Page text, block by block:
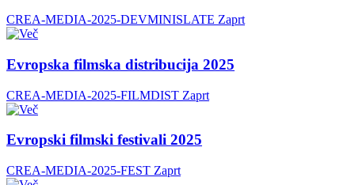
CREA-MEDIA-2025-DEVMINISLATE Zaprt
Evropska filmska distribucija 2025
CREA-MEDIA-2025-FILMDIST Zaprt
Evropski filmski festivali 2025
CREA-MEDIA-2025-FEST Zaprt